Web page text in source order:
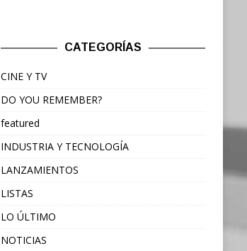
CATEGORÍAS
CINE Y TV
DO YOU REMEMBER?
featured
INDUSTRIA Y TECNOLOGÍA
LANZAMIENTOS
LISTAS
LO ÚLTIMO
NOTICIAS